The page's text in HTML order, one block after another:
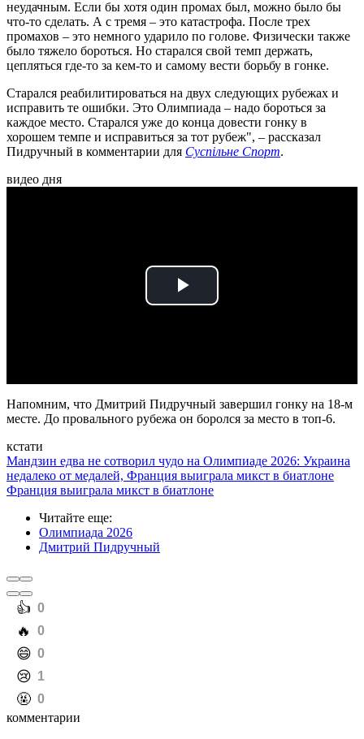
неудачным. Если бы хотя один промах был, можно было бы
что-то сделать. А с тремя – это катастрофа. После трех
промахов – это немного ударило по голове. Физически также
было тяжело бороться. Но старался свой темп держать,
цепляться где-то за кем-то и самому вести борьбу в гонке.
Старался реабилитироваться на двух следующих рубежах и
исправить те ошибки. Это Олимпиада – надо бороться за
каждое место. Старался уже до конца довести гонку в
хорошем темпе и исправиться за тот рубеж", – рассказал
Пидручный в комментарии для Суспільне Спорт.
видео дня
Play
Напомним, что Дмитрий Пидручный завершил гонку на 18-м
месте. До провального рубежа он боролся за место в топ-6.
кстати
Мандзин едва не сотворил чудо на Олимпиаде 2026: Украина
недалеко от медалей, Франция выиграла микст в биатлоне
Франция выиграла микст в биатлоне
Читайте еще:
Олимпиада 2026
Дмитрий Пидручный
️👍 0
️🔥 0
️😄 0
️😢 1
️🤬 0
комментарии